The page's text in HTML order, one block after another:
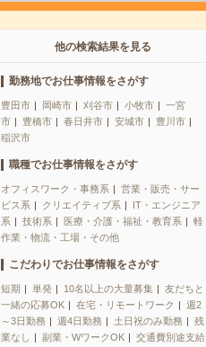
他の検索結果を見る
勤務地でお仕事情報をさがす
豊田市 岡崎市 刈谷市 小牧市
一宮
市
豊橋市 春日井市 安城市
豊川市
稲沢市
職種でお仕事情報をさがす
オフィスワーク・事務系
営業・販売・サー
ビス系
クリエイティブ系
IT・エンジニア
系
技術系 医療・介護・福祉・教育系
軽
作業・物流・工場・その他
こだわりでお仕事情報をさがす
短期 単発 10名以上の大量募集
友だちと
一緒の応募OK
在宅・リモートワーク
週2
～3日勤務
週4日勤務 土日祝のみ勤務
残
業なし
副業・WワークOK
交通費別途支給